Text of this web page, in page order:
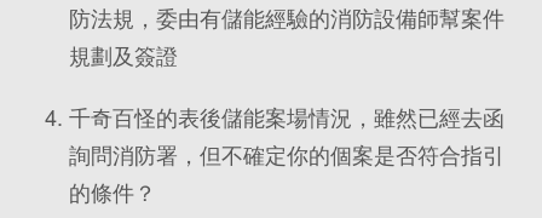
防法規，委由有儲能經驗的消防設備師幫案件
規劃及簽證
千奇百怪的表後儲能案場情況，雖然已經去函
詢問消防署，但不確定你的個案是否符合指引
的條件？